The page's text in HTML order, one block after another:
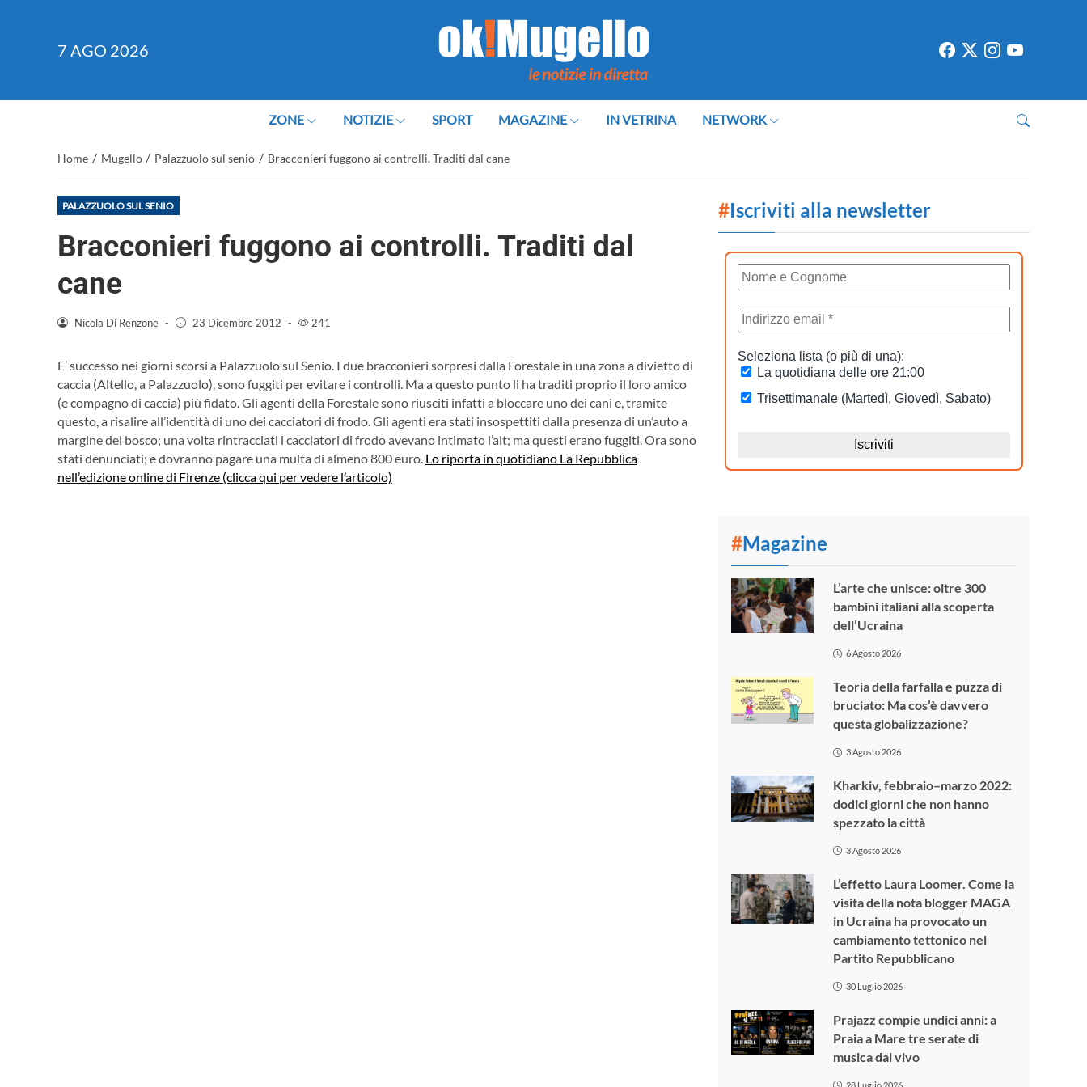
7 AGO 2026
ZONE NOTIZIE SPORT MAGAZINE IN VETRINA NETWORK
Home / Mugello / Palazzuolo sul senio / Bracconieri fuggono ai controlli. Traditi dal cane
PALAZZUOLO SUL SENIO
Bracconieri fuggono ai controlli. Traditi dal
cane
Nicola Di Renzone - 23 Dicembre 2012 - 241
E’ successo nei giorni scorsi a Palazzuolo sul Senio. I due bracconieri sorpresi dalla Forestale in una zona a divietto di
caccia (Altello, a Palazzuolo), sono fuggiti per evitare i controlli. Ma a questo punto li ha traditi proprio il loro amico
(e compagno di caccia) più fidato. Gli agenti della Forestale sono riusciti infatti a bloccare uno dei cani e, tramite
questo, a risalire all’identità di uno dei cacciatori di frodo. Gli agenti era stati insospettiti dalla presenza di un’auto a
margine del bosco; una volta rintracciati i cacciatori di frodo avevano intimato l’alt; ma questi erano fuggiti. Ora sono
stati denunciati; e dovranno pagare una multa di almeno 800 euro. Lo riporta in quotidiano La Repubblica
nell’edizione online di Firenze (clicca qui per vedere l’articolo)
#Iscriviti alla newsletter
#Magazine
L’arte che unisce: oltre 300
bambini italiani alla scoperta
dell’Ucraina
6 Agosto 2026
Teoria della farfalla e puzza di
bruciato: Ma cos’è davvero
questa globalizzazione?
3 Agosto 2026
Kharkiv, febbraio–marzo 2022:
dodici giorni che non hanno
spezzato la città
3 Agosto 2026
L’effetto Laura Loomer. Come la
visita della nota blogger MAGA
in Ucraina ha provocato un
cambiamento tettonico nel
Partito Repubblicano
30 Luglio 2026
Prajazz compie undici anni: a
Praia a Mare tre serate di
musica dal vivo
28 Luglio 2026